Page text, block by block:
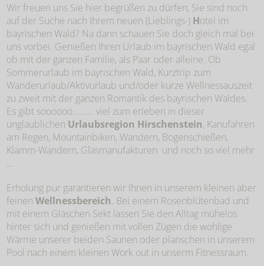
Wir freuen uns Sie hier begrüßen zu dürfen, Sie sind noch
auf der Suche nach Ihrem neuen (Lieblings-) Hotel im
bayrischen Wald? Na dann schauen Sie doch gleich mal bei
uns vorbei. Genießen Ihren Urlaub im bayrischen Wald egal
ob mit der ganzen Familie, als Paar oder alleine. Ob
Sommerurlaub im bayrischen Wald, Kurztrip zum
Wanderurlaub/Aktivurlaub und/oder kurze Wellnessauszeit
zu zweit mit der ganzen Romantik des bayrischen Waldes.
Es gibt soooooo......... viel zum erleben in dieser
unglaublichen Urlaubsregion Hirschenstein, Kanufahren
am Regen, Mountainbiken, Wandern, Bogenschießen,
Klamm-Wandern, Glasmanufakturen und noch so viel mehr
...
Erholung pur garantieren wir Ihnen in unserem kleinen aber
feinenWellnessbereich. Bei einem Rosenblütenbad und
mit einem Gläschen Sekt lassen Sie den Alltag mühelos
hinter sich und genießen mit vollen Zügen die wohlige
Wärme unserer beiden Saunen oder planschen in unserem
Pool nach einem kleinen Work out in unserm Fitnessraum.